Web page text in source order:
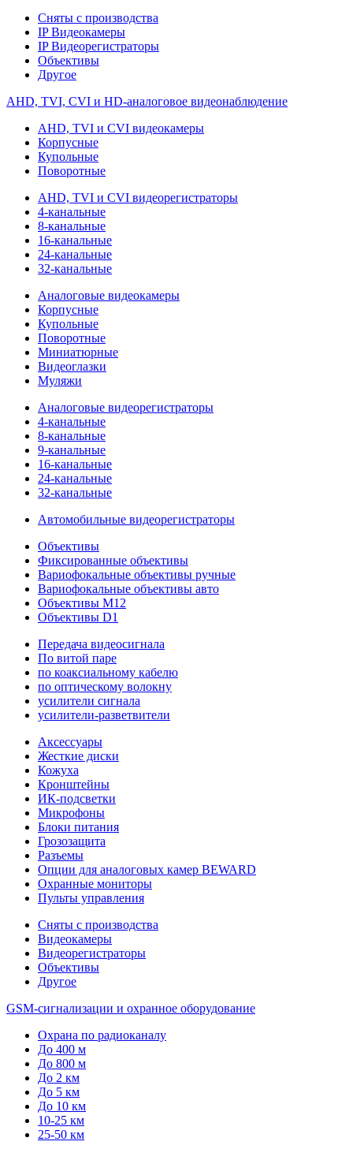
Сняты с производства
IP Видеокамеры
IP Видеорегистраторы
Объективы
Другое
AHD, TVI, CVI и HD-аналоговое видеонаблюдение
AHD, TVI и CVI видеокамеры
Корпусные
Купольные
Поворотные
AHD, TVI и CVI видеорегистраторы
4-канальные
8-канальные
16-канальные
24-канальные
32-канальные
Аналоговые видеокамеры
Корпусные
Купольные
Поворотные
Миниатюрные
Видеоглазки
Муляжи
Аналоговые видеорегистраторы
4-канальные
8-канальные
9-канальные
16-канальные
24-канальные
32-канальные
Автомобильные видеорегистраторы
Объективы
Фиксированные объективы
Вариофокальные объективы ручные
Вариофокальные объективы авто
Объективы M12
Объективы D1
Передача видеосигнала
По витой паре
по коаксиальному кабелю
по оптическому волокну
усилители сигнала
усилители-разветвители
Аксессуары
Жесткие диски
Кожуха
Кронштейны
ИК-подсветки
Микрофоны
Блоки питания
Грозозащита
Разъемы
Опции для аналоговых камер BEWARD
Охранные мониторы
Пульты управления
Сняты с производства
Видеокамеры
Видеорегистраторы
Объективы
Другое
GSM-сигнализации и охранное оборудование
Охрана по радиоканалу
До 400 м
До 800 м
До 2 км
До 5 км
До 10 км
10-25 км
25-50 км